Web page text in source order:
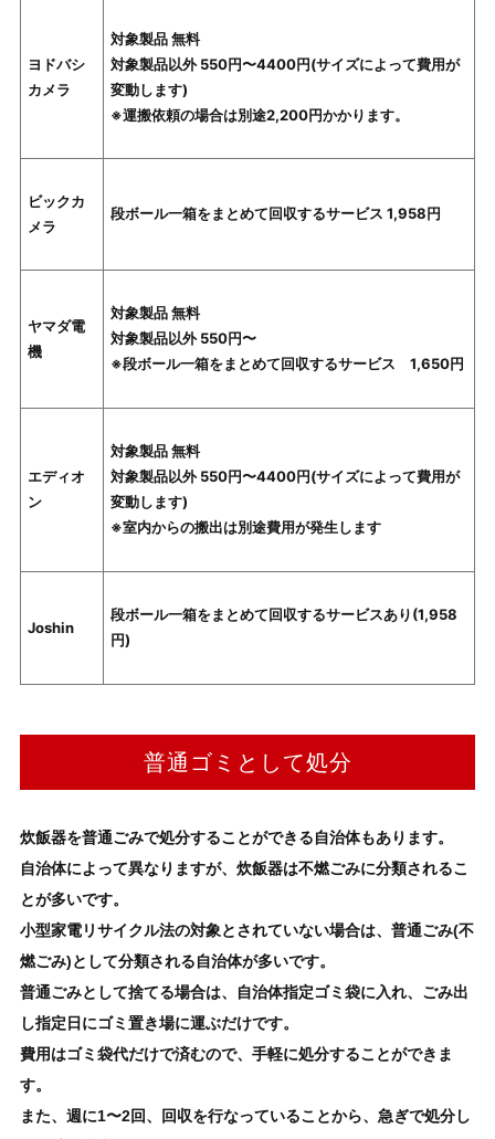
ヨドバシ
カメラ
対象製品 無料
対象製品以外 550円〜4400円(サイズによって費用が
変動します)
※運搬依頼の場合は別途2,200円かかります。
ビックカ
メラ
段ボール一箱をまとめて回収するサービス 1,958円
ヤマダ電
機
対象製品 無料
対象製品以外 550円〜
※段ボール一箱をまとめて回収するサービス 1,650円
エディオ
ン
対象製品 無料
対象製品以外 550円〜4400円(サイズによって費用が
変動します)
※室内からの搬出は別途費用が発生します
Joshin
段ボール一箱をまとめて回収するサービスあり(1,958
円)
普通ゴミとして処分
炊飯器を普通ごみで処分することができる自治体もあります。
自治体によって異なりますが、 炊飯器は不燃ごみに分類されるこ
とが多いです。
小型家電リサイクル法の対象とされていない場合は、 普通ごみ(不
燃ごみ)として分類される自治体が多いです。
普通ごみとして捨てる場合は、自治体指定ゴミ袋に入れ、ごみ出
し指定日にゴミ置き場に運ぶだけです。
費用はゴミ袋代だけで済むので、手軽に処分することができま
す。
また、週に1〜2回、回収を行なっていることから、急ぎで処分し